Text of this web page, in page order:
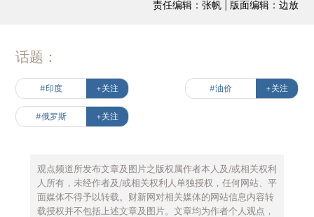
责任编辑：张帆 | 版面编辑：边放
话题：
#印度 +关注 #油价 +关注
#俄罗斯 +关注
观点频道所发布文章及图片之版权属作者本人及/或相关权利
人所有，未经作者及/或相关权利人单独授权，任何网站、平
面媒体不得予以转载。财新网对相关媒体的网站信息内容转
载授权并不包括上述文章及图片。文章均为作者个人观点，